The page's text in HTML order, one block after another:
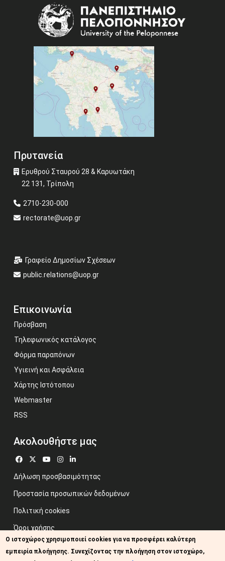
Πρυτανεία
Ερυθρού Σταυρού 28 & Καρυωτάκη
22 131, Τρίπολη
2710-230-000
rectorate@uop.gr
Γραφείο Δημοσίων Σχέσεων
public.relations@uop.gr
Επικοινωνία
Πρόσβαση
Τηλεφωνικός κατάλογος
Φόρμα παραπόνων
Υγιεινή και Ασφάλεια
Χάρτης Ιστότοπου
Webmaster
RSS
Ακολουθήστε μας
Δήλωση προσβασιμότητας
Προστασία προσωπικών δεδομένων
Πολιτική cookies
Όροι χρήσης
Προηγούμενος ιστότοπος
Ο ιστοχώρος χρησιμοποιεί cookies για να προσφέρει καλύτερη
εμπειρία πλοήγησης. Συνεχίζοντας την πλοήγηση στον ιστοχώρο,